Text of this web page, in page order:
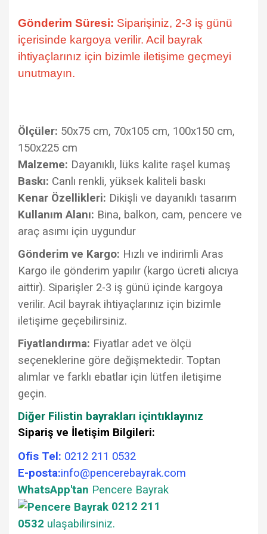
Gönderim Süresi: Siparişiniz, 2-3 iş günü
içerisinde kargoya verilir. Acil bayrak
ihtiyaçlarınız için bizimle iletişime geçmeyi
unutmayın.
Ölçüler: 50x75 cm, 70x105 cm, 100x150 cm,
150x225 cm
Malzeme: Dayanıklı, lüks kalite raşel kumaş
Baskı: Canlı renkli, yüksek kaliteli baskı
Kenar Özellikleri: Dikişli ve dayanıklı tasarım
Kullanım Alanı: Bina, balkon, cam, pencere ve
araç asımı için uygundur
Gönderim ve Kargo: Hızlı ve indirimli Aras
Kargo ile gönderim yapılır (kargo ücreti alıcıya
aittir). Siparişler 2-3 iş günü içinde kargoya
verilir. Acil bayrak ihtiyaçlarınız için bizimle
iletişime geçebilirsiniz.
Fiyatlandırma: Fiyatlar adet ve ölçü
seçeneklerine göre değişmektedir. Toptan
alımlar ve farklı ebatlar için lütfen iletişime
geçin.
Diğer Filistin bayrakları içintıklayınız
Sipariş ve İletişim Bilgileri:
Ofis Tel: 0212 211 0532
E-posta:info@pencerebayrak.com
WhatsApp'tan Pencere Bayrak
0212 211
0532 ulaşabilirsiniz.